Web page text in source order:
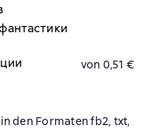
von 0,51 €
den Formaten fb2, txt,